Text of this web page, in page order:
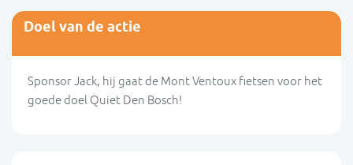
Doel van de actie
Sponsor Jack, hij gaat de Mont Ventoux fietsen voor het
goede doel Quiet Den Bosch!